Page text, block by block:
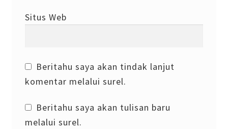
Situs Web
Beritahu saya akan tindak lanjut
komentar melalui surel.
Beritahu saya akan tulisan baru
melalui surel.